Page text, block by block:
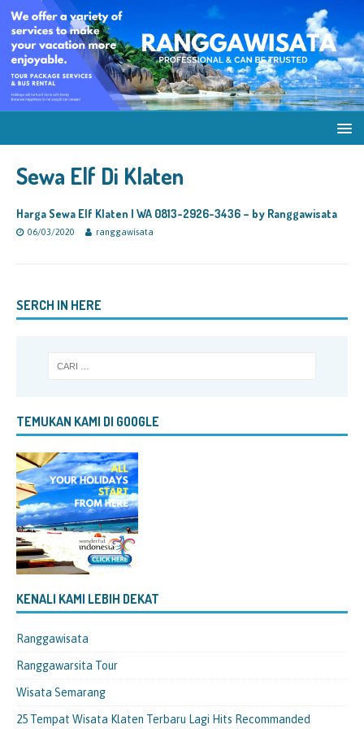
Sewa Elf Di Klaten
Harga Sewa Elf Klaten | WA 0813-2926-3436 – by Ranggawisata
06/03/2020 ranggawisata
SERCH IN HERE
TEMUKAN KAMI DI GOOGLE
KENALI KAMI LEBIH DEKAT
Ranggawisata
Ranggawarsita Tour
Wisata Semarang
25 Tempat Wisata Klaten Terbaru Lagi Hits Recommanded